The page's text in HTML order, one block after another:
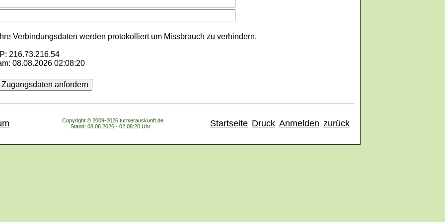
Verbindungsdaten werden protokolliert um Missbrauch zu verhindern.
216.73.216.54
08.08.2026 02:08:20
Copyright © 2009-2026 turnierauskunft.de
Stand: 08.08.2026 - 02:08:20 Uhr
Startseite Druck Anmelden zurück